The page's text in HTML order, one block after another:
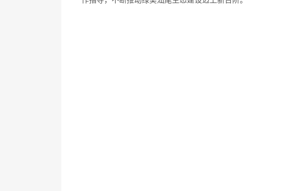
记
通